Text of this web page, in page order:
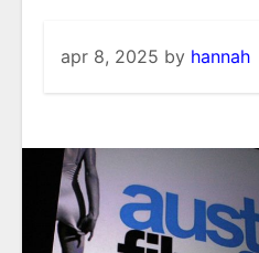
apr 8, 2025 by hannah